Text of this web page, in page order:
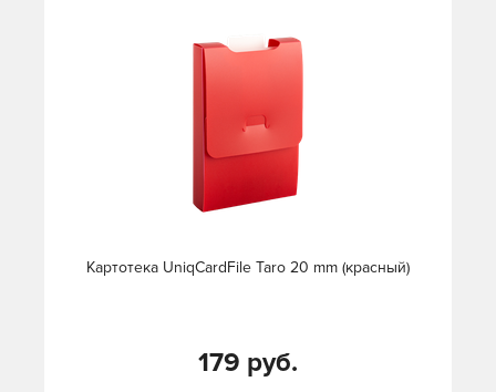
Картотека UniqCardFile Taro 20 mm (красный)
179 руб.